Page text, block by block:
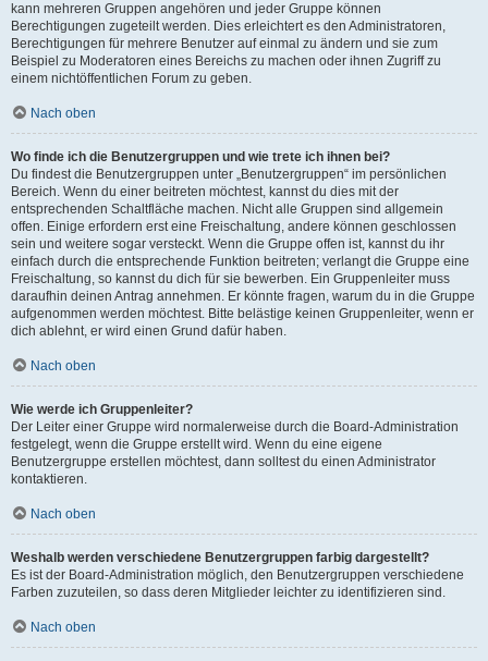
kann mehreren Gruppen angehören und jeder Gruppe können
Berechtigungen zugeteilt werden. Dies erleichtert es den Administratoren,
Berechtigungen für mehrere Benutzer auf einmal zu ändern und sie zum
Beispiel zu Moderatoren eines Bereichs zu machen oder ihnen Zugriff zu
einem nichtöffentlichen Forum zu geben.
Nach oben
Wo finde ich die Benutzergruppen und wie trete ich ihnen bei?
Du findest die Benutzergruppen unter „Benutzergruppen“ im persönlichen
Bereich. Wenn du einer beitreten möchtest, kannst du dies mit der
entsprechenden Schaltfläche machen. Nicht alle Gruppen sind allgemein
offen. Einige erfordern erst eine Freischaltung, andere können geschlossen
sein und weitere sogar versteckt. Wenn die Gruppe offen ist, kannst du ihr
einfach durch die entsprechende Funktion beitreten; verlangt die Gruppe eine
Freischaltung, so kannst du dich für sie bewerben. Ein Gruppenleiter muss
daraufhin deinen Antrag annehmen. Er könnte fragen, warum du in die Gruppe
aufgenommen werden möchtest. Bitte belästige keinen Gruppenleiter, wenn er
dich ablehnt, er wird einen Grund dafür haben.
Nach oben
Wie werde ich Gruppenleiter?
Der Leiter einer Gruppe wird normalerweise durch die Board-Administration
festgelegt, wenn die Gruppe erstellt wird. Wenn du eine eigene
Benutzergruppe erstellen möchtest, dann solltest du einen Administrator
kontaktieren.
Nach oben
Weshalb werden verschiedene Benutzergruppen farbig dargestellt?
Es ist der Board-Administration möglich, den Benutzergruppen verschiedene
Farben zuzuteilen, so dass deren Mitglieder leichter zu identifizieren sind.
Nach oben